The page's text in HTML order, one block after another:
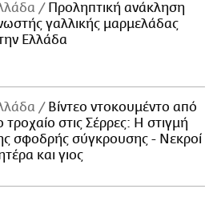
Προληπτική ανάκληση
γαλλικής μαρμελάδας
Ελλάδα
Βίντεο ντοκουμέντο από
τροχαίο στις Σέρρες: Η στιγμή
σφοδρής σύγκρουσης - Νεκροί
και γιος